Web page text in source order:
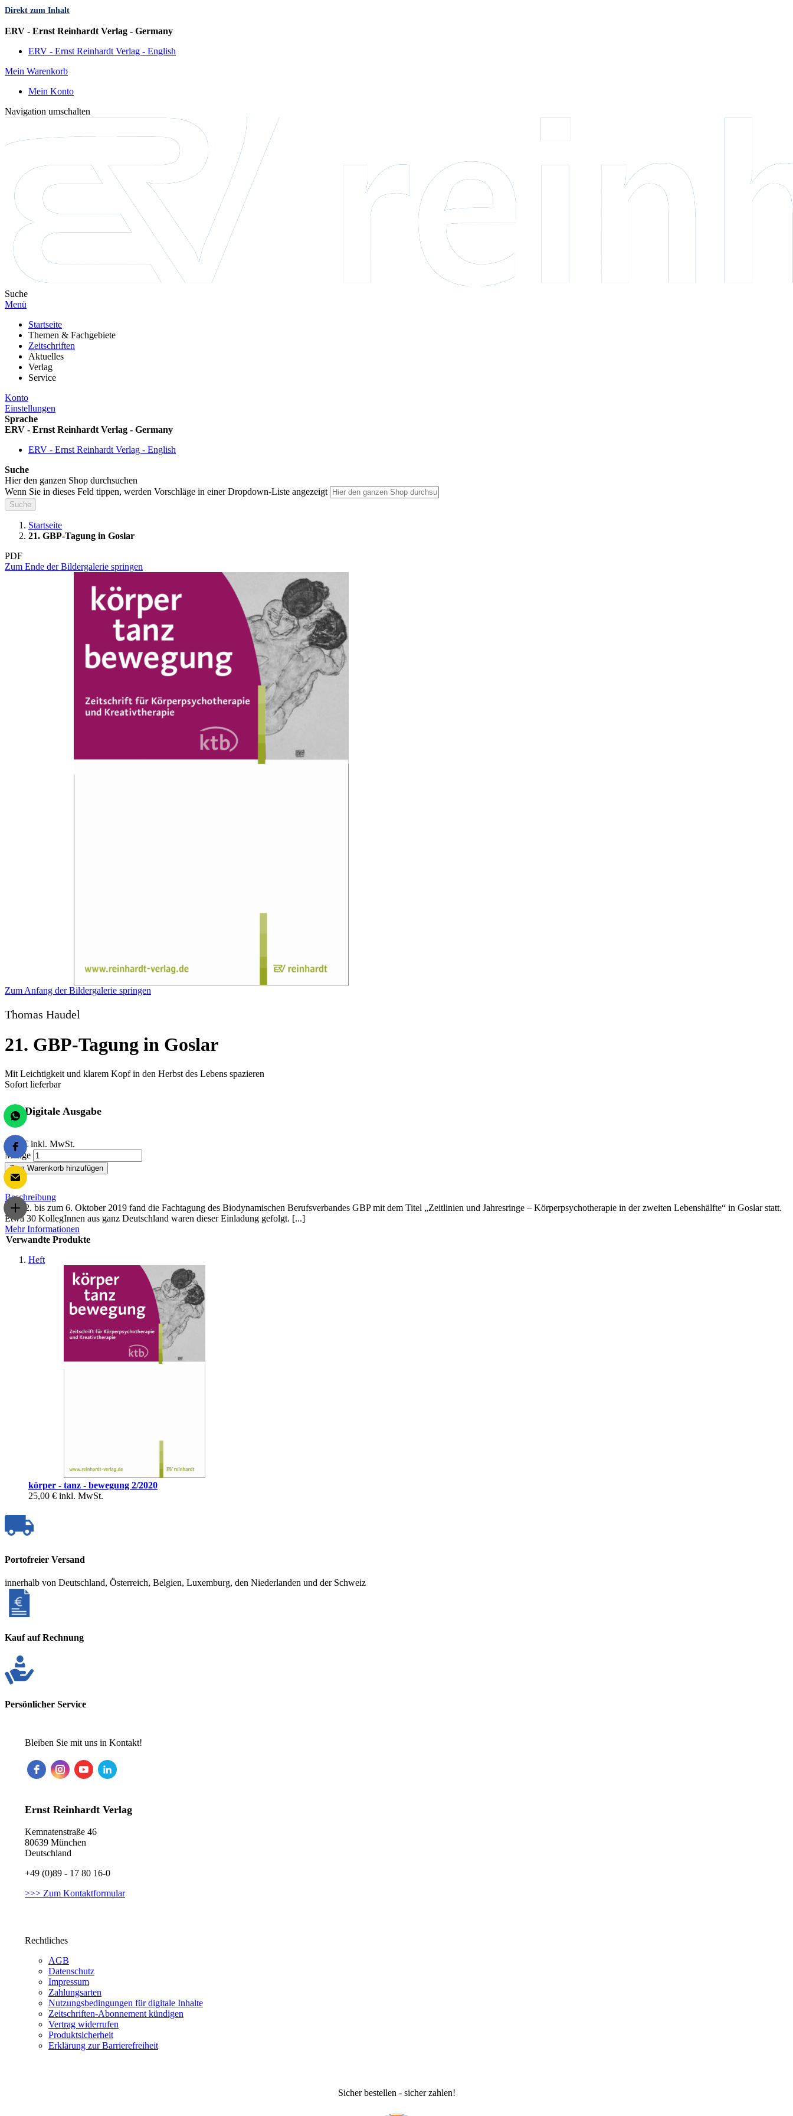
Direkt zum Inhalt
ERV - Ernst Reinhardt Verlag - Germany
ERV - Ernst Reinhardt Verlag - English
Mein Warenkorb
Mein Konto
Navigation umschalten
Suche
Menü
Startseite
Themen & Fachgebiete
Zeitschriften
Aktuelles
Verlag
Service
Konto
Einstellungen
Sprache
ERV - Ernst Reinhardt Verlag - Germany
ERV - Ernst Reinhardt Verlag - English
Suche
Hier den ganzen Shop durchsuchen
Wenn Sie in dieses Feld tippen, werden Vorschläge in einer Dropdown-Liste angezeigt
Suche
Startseite
21. GBP-Tagung in Goslar
PDF
Zum Ende der Bildergalerie springen
Zum Anfang der Bildergalerie springen
Thomas Haudel
21. GBP-Tagung in Goslar
Mit Leichtigkeit und klarem Kopf in den Herbst des Lebens spazieren
Sofort lieferbar
Digitale Ausgabe
0,00 € inkl. MwSt.
Menge
Zum Warenkorb hinzufügen
Beschreibung
Vom 2. bis zum 6. Oktober 2019 fand die Fachtagung des Biodynamischen Berufsverbandes GBP mit dem Titel „Zeitlinien und Jahresringe – Körperpsychotherapie in der zweiten Lebenshälfte“ in Goslar statt.
Etwa 30 KollegInnen aus ganz Deutschland waren dieser Einladung gefolgt. [...]
Mehr Informationen
Verwandte Produkte
Heft
körper - tanz - bewegung 2/2020
25,00 € inkl. MwSt.
Portofreier Versand
innerhalb von Deutschland, Österreich, Belgien, Luxemburg, den Niederlanden und der Schweiz
Kauf auf Rechnung
Persönlicher Service
Bleiben Sie mit uns in Kontakt!
Ernst Reinhardt Verlag
Kemnatenstraße 46
80639 München
Deutschland
+49 (0)89 - 17 80 16-0
>>> Zum Kontaktformular
Rechtliches
AGB
Datenschutz
Impressum
Zahlungsarten
Nutzungsbedingungen für digitale Inhalte
Zeitschriften-Abonnement kündigen
Vertrag widerrufen
Produktsicherheit
Erklärung zur Barrierefreiheit
Sicher bestellen - sicher zahlen!